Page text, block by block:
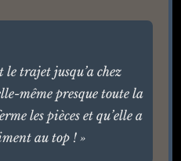
trajet jusqu’a chez
même presque toute la
les pièces et qu’elle a
au top ! »